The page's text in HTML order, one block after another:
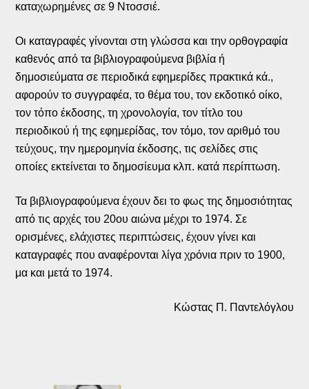
καταχωρημένες σε 9 Ντοσσιέ.
Οι καταγραφές γίνονται στη γλώσσα και την ορθογραφία
καθενός από τα βιβλιογραφούμενα βιβλία ή
δημοσιεύματα σε περιοδικά εφημερίδες πρακτικά κά.,
αφορούν το συγγραφέα, το θέμα του, τον εκδοτικό οίκο,
τον τόπο έκδοσης, τη χρονολογία, τον τίτλο του
περιοδικού ή της εφημερίδας, τον τόμο, τον αριθμό του
τεύχους, την ημερομηνία έκδοσης, τις σελίδες στις
οποίες εκτείνεται το δημοσίευμα κλπ. κατά περίπτωση.
Τα βιβλιογραφούμενα έχουν δει το φως της δημοσιότητας
από τις αρχές του 20ου αιώνα μέχρι το 1974. Σε
ορισμένες, ελάχιστες περιπτώσεις, έχουν γίνει και
καταγραφές που αναφέρονται λίγα χρόνια πριν το 1900,
μα και μετά το 1974.
Κώστας Π. Παντελόγλου